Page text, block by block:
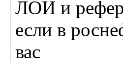
ЛОИ и
если в
вас